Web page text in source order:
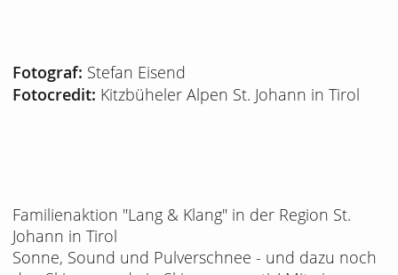
Fotograf: Stefan Eisend
Fotocredit: Kitzbüheler Alpen St. Johann in Tirol
Familienaktion "Lang & Klang" in der Region St.
Johann in Tirol
Sonne, Sound und Pulverschnee - und dazu noch